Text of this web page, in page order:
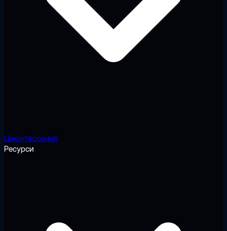
Ціноутворення
Ресурси